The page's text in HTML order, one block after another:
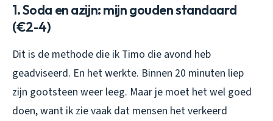
1. Soda en azijn: mijn gouden standaard
(€2-4)
Dit is de methode die ik Timo die avond heb
geadviseerd. En het werkte. Binnen 20 minuten liep
zijn gootsteen weer leeg. Maar je moet het wel goed
doen, want ik zie vaak dat mensen het verkeerd